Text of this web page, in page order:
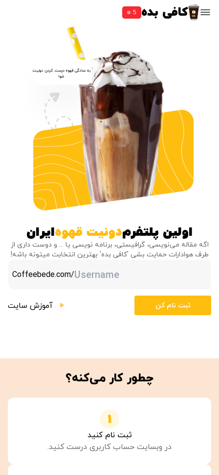
کافی بده 5
به سادگی قهوه درست کردن دونیت
شو!
اولین پلتفرمدونیت قهوهایران
اگه مقاله می‌نویسی، گرافیستی، برنامه نویسی یا ... و دوست داری از
طرف هوادارات حمایت بشی 'کافی بده' بهترین انتخابت میتونه باشه!
Coffeebede.com/
ثبت نام کن آموزش سایت
چطور کار می‌کنه؟
1
ثبت نام کنید
در وبسایت حساب کاربری درست کنید.